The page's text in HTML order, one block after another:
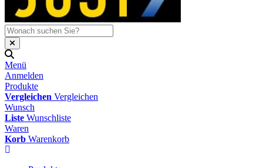
Menü
Anmelden
Produkte
Vergleichen Vergleichen
Wunsch
Liste Wunschliste
Waren
Korb Warenkorb